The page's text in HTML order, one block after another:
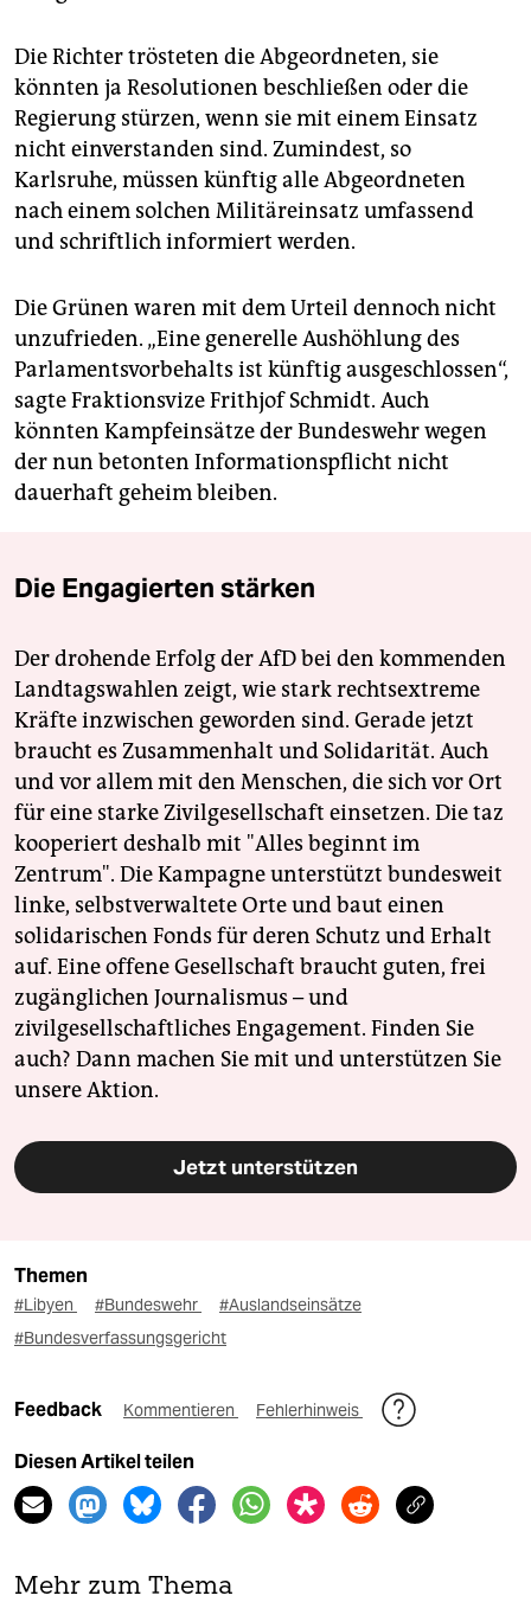
Die Richter trösteten die Abgeordneten, sie
könnten ja Resolutionen beschließen oder die
Regierung stürzen, wenn sie mit einem Einsatz
nicht einverstanden sind. Zumindest, so
Karlsruhe, müssen künftig alle Abgeordneten
nach einem solchen Militäreinsatz umfassend
und schriftlich informiert werden.
Die Grünen waren mit dem Urteil dennoch nicht
unzufrieden. „Eine generelle Aushöhlung des
Parlamentsvorbehalts ist künftig ausgeschlossen“,
sagte Fraktionsvize Frithjof Schmidt. Auch
könnten Kampfeinsätze der Bundeswehr wegen
der nun betonten Informationspflicht nicht
dauerhaft geheim bleiben.
Die Engagierten stärken
Der drohende Erfolg der AfD bei den kommenden
Landtagswahlen zeigt, wie stark rechtsextreme
Kräfte inzwischen geworden sind. Gerade jetzt
braucht es Zusammenhalt und Solidarität. Auch
und vor allem mit den Menschen, die sich vor Ort
für eine starke Zivilgesellschaft einsetzen. Die taz
kooperiert deshalb mit "Alles beginnt im
Zentrum". Die Kampagne unterstützt bundesweit
linke, selbstverwaltete Orte und baut einen
solidarischen Fonds für deren Schutz und Erhalt
auf. Eine offene Gesellschaft braucht guten, frei
zugänglichen Journalismus – und
zivilgesellschaftliches Engagement. Finden Sie
auch? Dann machen Sie mit und unterstützen Sie
unsere Aktion.
Jetzt unterstützen
Themen
#Libyen #Bundeswehr
#Auslandseinsätze
#Bundesverfassungsgericht
Feedback Kommentieren Fehlerhinweis
Diesen Artikel teilen
Mehr zum Thema